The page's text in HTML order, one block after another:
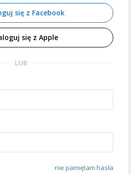
się z Facebook
się z Apple
LUB
nie pamiętam hasła